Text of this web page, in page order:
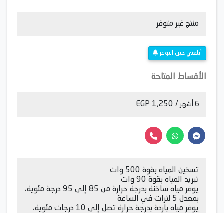
منتج غير متوفر
أبلغني حين التوفر
الأقساط المتاحة
6 أشهر / 1,250 EGP
تسخين المياه بقوة 500 وات
تبريد المياه بقوة 90 وات
يوفر مياه ساخنة بدرجة حرارة من 85 إلى 95 درجة مئوية،
بمعدل 5 لترات في الساعة
يوفر مياه باردة بدرجة حرارة تصل إلى 10 درجات مئوية،